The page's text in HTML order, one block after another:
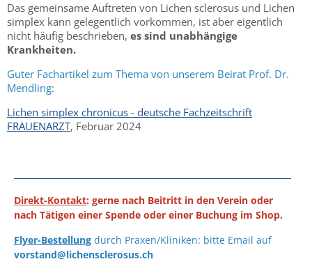
Das gemeinsame Auftreten von Lichen sclerosus und Lichen
simplex kann gelegentlich vorkommen, ist aber eigentlich
nicht häufig beschrieben, es sind unabhängige
Krankheiten.
Guter Fachartikel zum Thema von unserem Beirat Prof. Dr.
Mendling:
Lichen simplex chronicus - deutsche Fachzeitschrift
FRAUENARZT, Februar 2024
Direkt-Kontakt: gerne nach Beitritt in den Verein oder
nach Tätigen einer Spende oder einer Buchung im Shop.
Flyer-Bestellung durch Praxen/Kliniken: bitte Email auf
vorstand@lichensclerosus.ch